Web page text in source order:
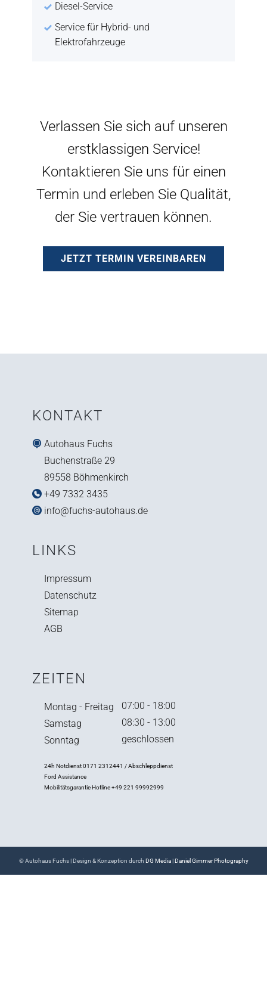
Diesel-Service
Service für Hybrid- und
Elektrofahrzeuge
Verlassen Sie sich auf unseren
erstklassigen Service!
Kontaktieren Sie uns für einen
Termin und erleben Sie Qualität,
der Sie vertrauen können.
JETZT TERMIN VEREINBAREN
KONTAKT
Autohaus Fuchs
Buchenstraße 29
89558 Böhmenkirch
+49 7332 3435
info@fuchs-autohaus.de
LINKS
Impressum
Datenschutz
Sitemap
AGB
ZEITEN
Montag - Freitag
Samstag
Sonntag
07:00 - 18:00
08:30 - 13:00
geschlossen
24h Notdienst 0171 2312441 / Abschleppdienst
Ford Assistance
Mobilitätsgarantie Hotline +49 221 99992999
© Autohaus Fuchs | Design & Konzeption durch DG Media|Daniel Gimmer Photography